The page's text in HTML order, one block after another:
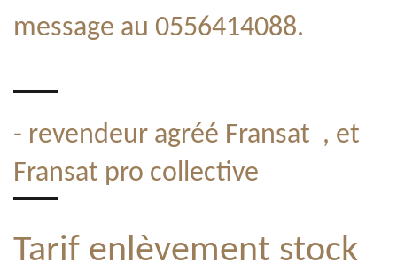
message au 0556414088.
- revendeur agréé Fransat , et
Fransat pro collective
Tarif enlèvement stock